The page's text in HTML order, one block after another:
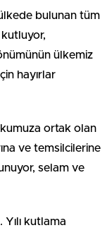
bulunan tüm
kutluyor,
ülkemiz
hayırlar
ortak olan
ve temsilcilerine
selam ve
kutlama